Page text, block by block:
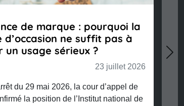
#INFOGRAPHIE : Les ingrédients
la protection de l’art culinaire
23 juillet